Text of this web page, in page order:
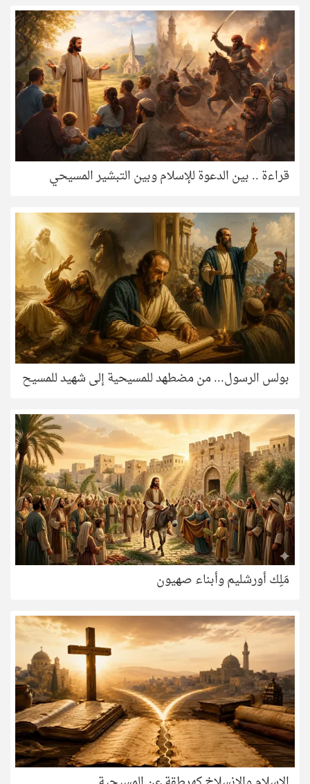
قراءة .. بين الدعوة للإسلام وبين التبشير المسيحي
بولس الرسول... من مضطهد للمسيحية إلى شهيد للمسيح
مَلِك أورشليم وأبناء صهيون